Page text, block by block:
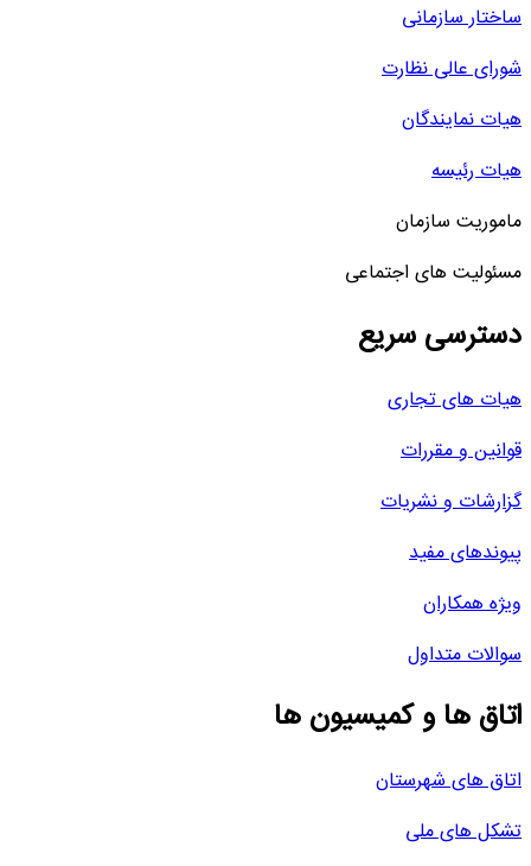
ساختار سازمانی
شورای عالی نظارت
هیات نمایندگان
هیات رئیسه
ماموریت سازمان
مسئولیت های اجتماعی
دسترسی سریع
هیات های تجاری
قوانین و مقررات
گزارشات و نشریات
پیوندهای مفید
ویژه همکاران
سوالات متداول
اتاق ها و کمیسیون ها
اتاق های شهرستان
تشکل های ملی